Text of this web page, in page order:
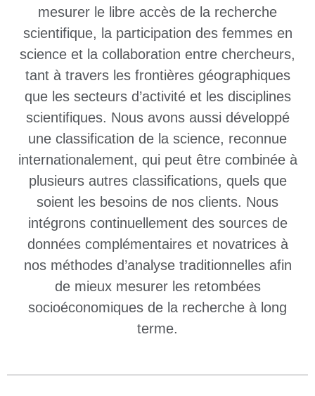
mesurer le libre accès de la recherche
scientifique, la participation des femmes en
science et la collaboration entre chercheurs,
tant à travers les frontières géographiques
que les secteurs d’activité et les disciplines
scientifiques. Nous avons aussi développé
une classification de la science, reconnue
internationalement, qui peut être combinée à
plusieurs autres classifications, quels que
soient les besoins de nos clients. Nous
intégrons continuellement des sources de
données complémentaires et novatrices à
nos méthodes d’analyse traditionnelles afin
de mieux mesurer les retombées
socioéconomiques de la recherche à long
terme.